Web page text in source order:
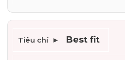
Best fit